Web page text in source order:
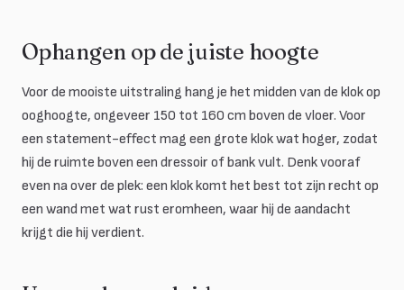
Ophangen op de juiste hoogte
Voor de mooiste uitstraling hang je het midden van de klok op
ooghoogte, ongeveer 150 tot 160 cm boven de vloer. Voor
een statement-effect mag een grote klok wat hoger, zodat
hij de ruimte boven een dressoir of bank vult. Denk vooraf
even na over de plek: een klok komt het best tot zijn recht op
een wand met wat rust eromheen, waar hij de aandacht
krijgt die hij verdient.